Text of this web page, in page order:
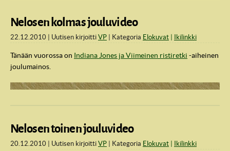
Nelosen kolmas jouluvideo
22.12.2010 Uutisen kirjoitti VP Kategoria Elokuvat Ikilinkki
Tänään vuorossa on Indiana Jones ja Viimeinen ristiretki -aiheinen
joulumainos.
Nelosen toinen jouluvideo
20.12.2010 Uutisen kirjoitti VP Kategoria Elokuvat Ikilinkki